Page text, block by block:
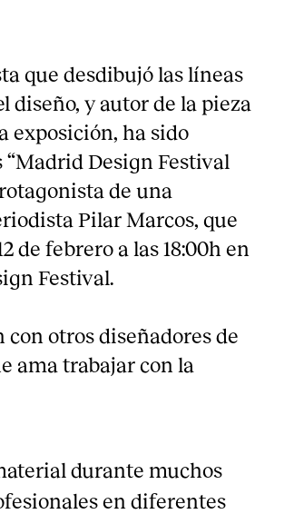
que desdibujó las líneas
diseño, y autor de la pieza
exposición, ha sido
“Madrid Design Festival
de una
Pilar Marcos, que
de febrero a las 18:00h en
Festival.
otros diseñadores de
ama trabajar con la
durante muchos
en diferentes